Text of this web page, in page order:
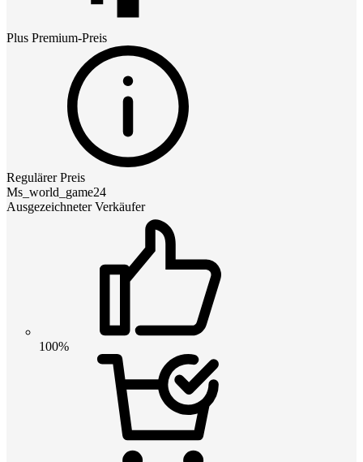
Plus Premium-Preis
Regulärer Preis
Ms_world_game24
Ausgezeichneter Verkäufer
100%